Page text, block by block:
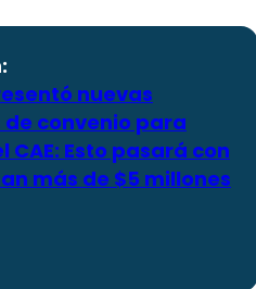
nuevas
convenio para
CAE: Esto pasará con
más de $5 millones